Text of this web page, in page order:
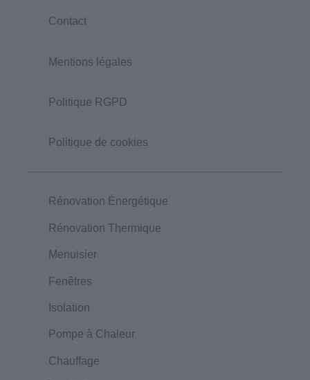
Contact
Mentions légales
Politique RGPD
Politique de cookies
Rénovation Énergétique
Rénovation Thermique
Menuisier
Fenêtres
Isolation
Pompe à Chaleur
Chauffage